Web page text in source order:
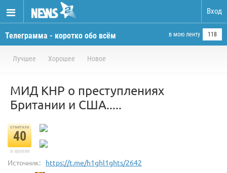
Вход
Телеграмма - коротко обо всём в мою ленту 118
Лучшее Хорошее Новое
МИД КНР о преступлениях
Британии и США.....
отметили
40
в архиве
Источник: https://t.me/h1ghl1ghts/2642